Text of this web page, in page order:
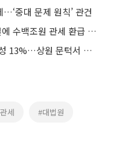
중대 문제 원칙’ 관건
“트럼프 정부, 상호관세 위법 판결에 수백조원 관세 환급 우려⋯한일, 세부협상 늦출수도”
美 클래리티 법안 연내 통과 가능성 13%…상원 문턱서 제동
세 #대법원